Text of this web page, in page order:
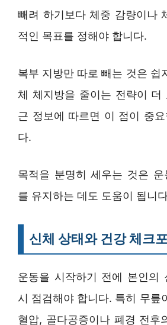
빼려 하기보다 체중 감량이나
적인 목표를 정해야 합니다.
복부 지방만 따로 빼는 것은 쉽
체 체지방을 줄이는 전략이 더
근 정보에 따르면 이 점이 중
다.
목적을 분명히 세우는 것은 운
를 유지하는 데도 도움이 됩니
신체 상태와 건강 체크
운동을 시작하기 전에 본인의
시 점검해야 합니다. 특히 무릎
혈압, 골다공증이나 폐경 전후